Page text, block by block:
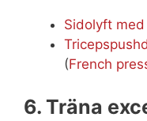
Sidolyft
(French
6. Träna